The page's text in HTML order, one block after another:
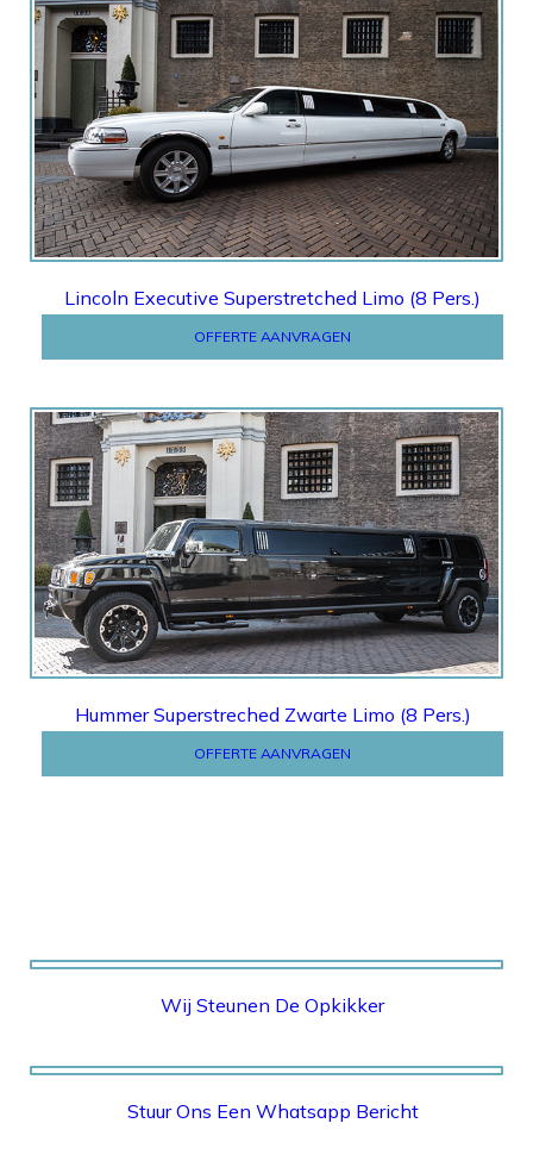
Offerte
Lincoln Executive Superstretched Limo (8 Pers.)
OFFERTE AANVRAGEN
Offerte
Hummer Superstreched Zwarte Limo (8 Pers.)
OFFERTE AANVRAGEN
STICHTING OPKIKKER
Wij Steunen De Opkikker
WHATSAPP
Stuur Ons Een Whatsapp Bericht